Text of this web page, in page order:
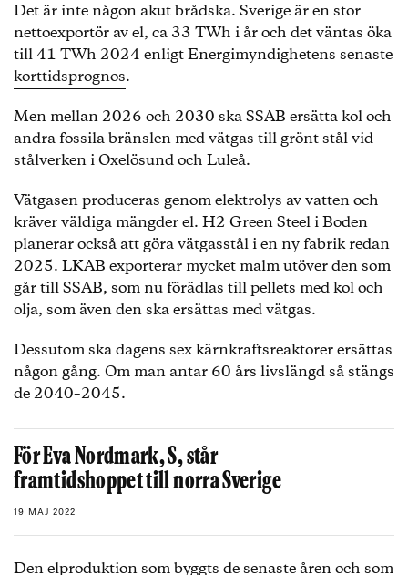
Det är inte någon akut brådska. Sverige är en stor
nettoexportör av el, ca 33 TWh i år och det väntas öka
till 41 TWh 2024 enligt Energimyndighetens senaste
korttidsprognos.
Men mellan 2026 och 2030 ska SSAB ersätta kol och
andra fossila bränslen med vätgas till grönt stål vid
stålverken i Oxelösund och Luleå.
Vätgasen produceras genom elektrolys av vatten och
kräver väldiga mängder el. H2 Green Steel i Boden
planerar också att göra vätgasstål i en ny fabrik redan
2025. LKAB exporterar mycket malm utöver den som
går till SSAB, som nu förädlas till pellets med kol och
olja, som även den ska ersättas med vätgas.
Dessutom ska dagens sex kärnkraftsreaktorer ersättas
någon gång. Om man antar 60 års livslängd så stängs
de 2040–2045.
För Eva Nordmark, S, står
framtidshoppet till norra Sverige
19 MAJ 2022
Den elproduktion som byggts de senaste åren och som